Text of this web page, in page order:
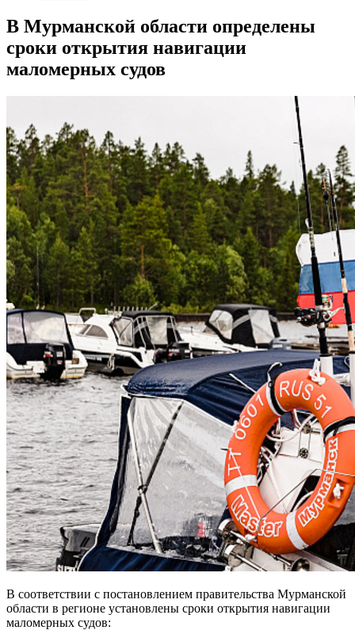
В Мурманской области определены
сроки открытия навигации
маломерных судов
В соответствии с постановлением правительства Мурманской
области в регионе установлены сроки открытия навигации
маломерных судов: